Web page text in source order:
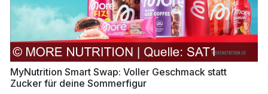
MyNutrition Smart Swap: Voller Geschmack statt
Zucker für deine Sommerfigur